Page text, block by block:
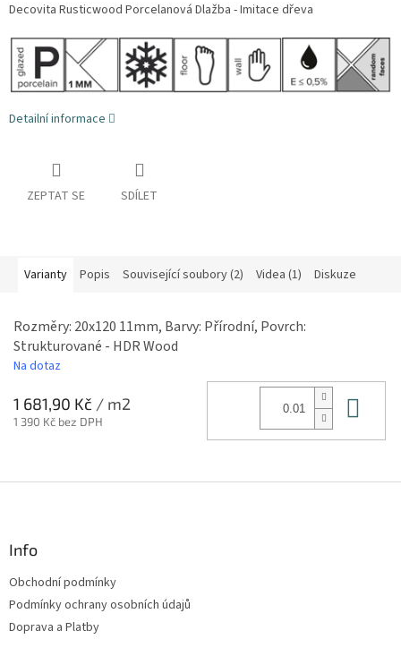
Decovita Rusticwood Porcelanová Dlažba - Imitace dřeva
Detailní informace
ZEPTAT SE SDÍLET
Varianty Popis Související soubory (2) Videa (1) Diskuze
Rozměry: 20x120 11mm, Barvy: Přírodní, Povrch:
Strukturované - HDR Wood
Na dotaz
1 681,90 Kč / m2
1 390 Kč bez DPH
Info
Obchodní podmínky
Podmínky ochrany osobních údajů
Doprava a Platby